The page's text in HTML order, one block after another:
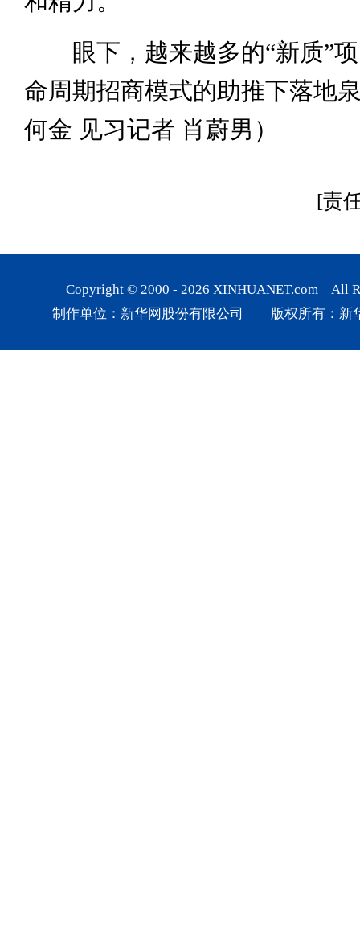
眼下，越来越多的“新质”项
命周期招商模式的助推下落地
何金 见习记者 肖蔚男）
[责
Copyright © 2000 - 2026 XINHUANET.com All
制作单位：新华网股份有限公司 版权所有：新